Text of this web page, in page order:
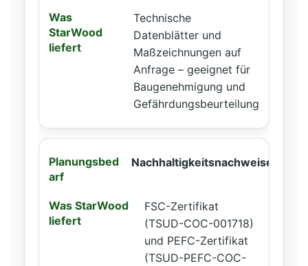
Technische
Datenblätter und
Maßzeichnungen auf
Anfrage – geeignet für
Baugenehmigung und
Gefährdungsbeurteilung
Nachhaltigkeitsnachweise
FSC-Zertifikat
(TSUD-COC-001718)
und PEFC-Zertifikat
(TSUD-PEFC-COC-